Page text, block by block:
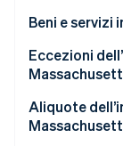
Beni e servizi
Eccezioni
Aliquote